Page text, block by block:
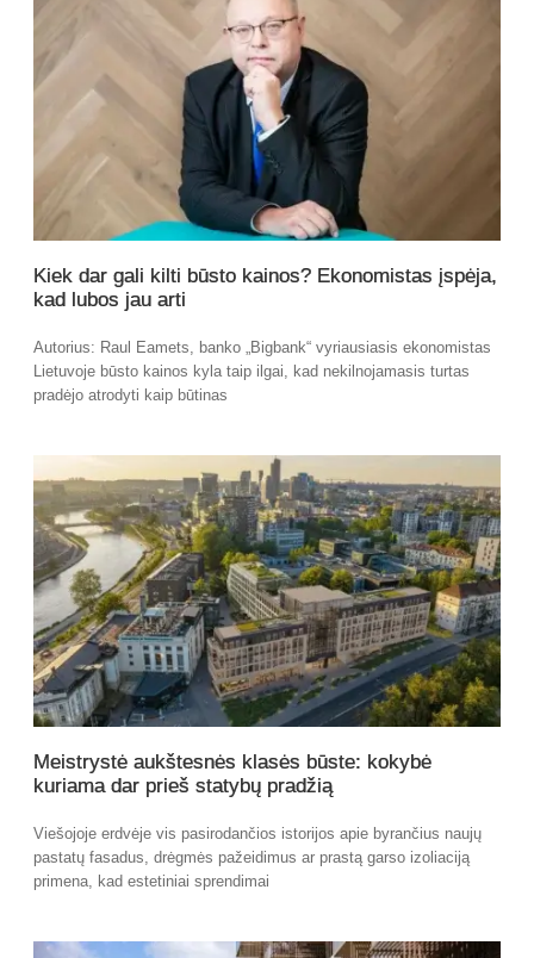
Kiek dar gali kilti būsto kainos? Ekonomistas įspėja,
kad lubos jau arti
Autorius: Raul Eamets, banko „Bigbank“ vyriausiasis ekonomistas
Lietuvoje būsto kainos kyla taip ilgai, kad nekilnojamasis turtas
pradėjo atrodyti kaip būtinas
Meistrystė aukštesnės klasės būste: kokybė
kuriama dar prieš statybų pradžią
Viešojoje erdvėje vis pasirodančios istorijos apie byrančius naujų
pastatų fasadus, drėgmės pažeidimus ar prastą garso izoliaciją
primena, kad estetiniai sprendimai